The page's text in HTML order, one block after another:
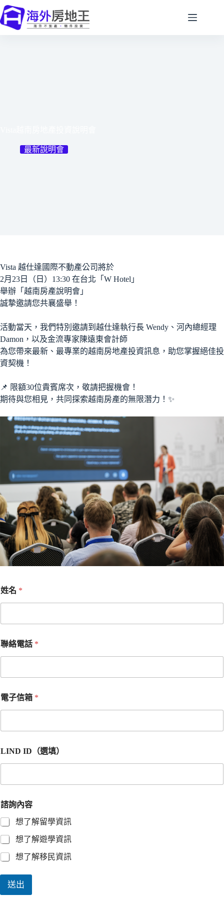
跳
至
最新說明會
Vista 越仕達國際不動產公司將於
2月23日（日）13:30 在台北「W Hotel」
舉辦「越南房產說明會」
誠摯邀請您共襄盛舉！
活動當天，我們特別邀請到越仕達執行長 Wendy、河內總經理
Damon，以及金流專家陳遠東會計師
為您帶來最新、最專業的越南房地產投資訊息，助您掌握絕佳投
資契機！
📌 限額30位貴賓席次，敬請把握機會！
期待與您相見，共同探索越南房產的無限潛力！✨
姓名 *
聯絡電話 *
電子信箱 *
LIND ID（選填）
諮詢內容
想了解留學資訊
想了解遊學資訊
想了解移民資訊
送出